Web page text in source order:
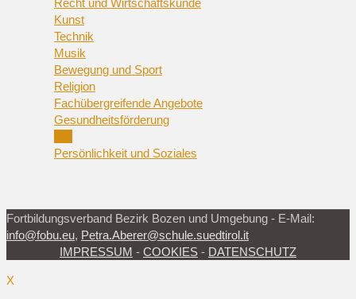
Recht und Wirtschaftskunde
Kunst
Technik
Musik
Bewegung und Sport
Religion
Fachübergreifende Angebote
Gesundheitsförderung
Persönlichkeit und Soziales
Fortbildungsverband Bezirk Bozen und Umgebung - E-Mail:
info@fobu.eu, Petra.Aberer@schule.suedtirol.it
IMPRESSUM - COOKIES - DATENSCHUTZ
X